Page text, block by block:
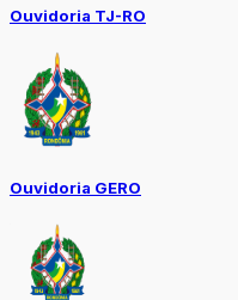
Ouvidoria TJ-RO
Ouvidoria GERO